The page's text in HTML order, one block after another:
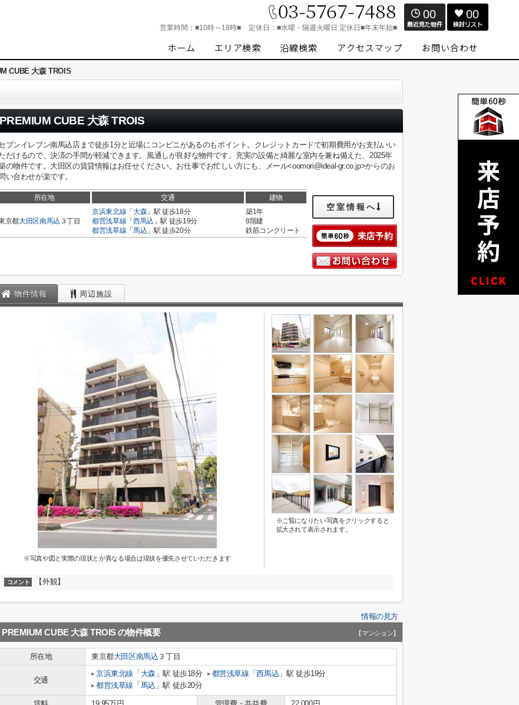
営業時間： ■10時～18時■ 定休日： ■水曜・隔週火曜日 定休日■年末年始■
00 00
CUBE 大森 TROIS
PREMIUM CUBE 大森 TROIS
ブンイレブン南馬込店まで徒歩1分と近場にコンビニがあるのもポイント。クレジットカードで初期費用がお支払いい
だけるので、決済の手間が軽減できます。風通しが良好な物件です。充実の設備と綺麗な室内を兼ね備えた、2025年
の物件です。大田区の賃貸情報はお任せください。お仕事でお忙しい方にも、メール<oomori@ideal-gr.co.jp>からのお
い合わせが楽です。
所在地 交通 建物
京都大田区南馬込 ３丁目
京浜東北線 「 大森」駅 徒歩18分
都営浅草線 「 西馬込 」駅 徒歩19分
都営浅草線 「 馬込 」駅 徒歩20分
築1年
8階建
鉄筋コンクリート
空室情報へ
物件情報 周辺施設
※写真や図と実際の現状とが異なる場合は現状を優先させていただきます
※ご覧になりたい写真をクリックすると
拡大されて表示されます。
コメント 【外観】
情報の見方
PREMIUM CUBE 大森 TROISの物件概要 【マンション】
所在地 東京都大田区南馬込 ３丁目
交通
京浜東北線 「 大森 」駅 徒歩18分 都営浅草線 「西馬込 」駅 徒歩19分
都営浅草線 「 馬込 」駅 徒歩20分